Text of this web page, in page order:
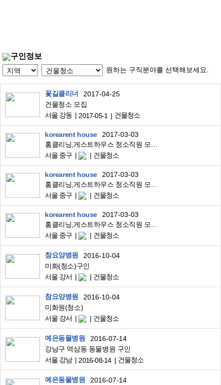
구인정보
원하는 구직분야를 선택해보세요.
꽃길클리너
2017-04-25
건물청소 모집
서울 강동
2017-05-1 건물청소
korearent house
2017-03-03
홈클리닝,게스트하우스 청소직원 모집합니다.(4시간근무)
서울 중구
건물청소
korearent house
2017-03-03
홈클리닝,게스트하우스 청소직원 모집합니다.(4시간근무)
서울 중구
건물청소
korearent house
2017-03-03
홈클리닝,게스트하우스 청소직원 모집합니다.(4시간근무)
서울 중구
건물청소
참요양병원
2016-10-04
미화(청소)구인
서울 강서
건물청소
참요양병원
2016-10-04
미화원(청소)
서울 강서
건물청소
예은동물병원
2016-07-14
강남구 역삼동 동물병원 구인
서울 강남
2016-08-14 건물청소
예은동물병원
2016-07-14